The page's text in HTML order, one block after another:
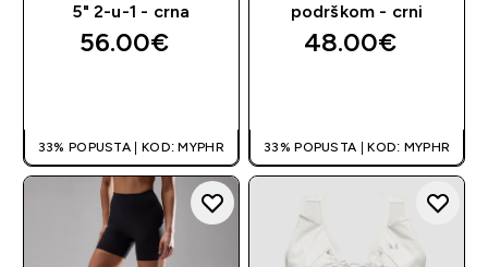
5" 2-u-1 - crna
56.00€‎
33% POPUSTA | KOD: MYPHR
podrškom - crni
48.00€‎
33% POPUSTA | KOD: MYPHR